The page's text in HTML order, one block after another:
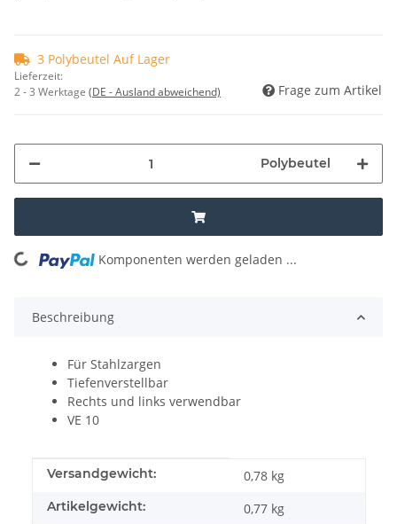
3 Polybeutel Auf Lager
Lieferzeit:
2 - 3 Werktage (DE - Ausland abweichend) Frage zum Artikel
Polybeutel
Loading... Komponenten werden geladen ...
Beschreibung
Für Stahlzargen
Tiefenverstellbar
Rechts und links verwendbar
VE 10
Produkteigenschaft
Wert
Versandgewicht: 0,78 kg
Artikelgewicht: 0,77 kg